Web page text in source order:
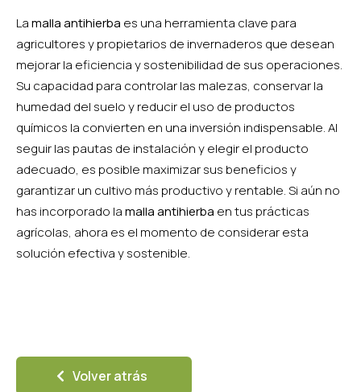
Lamalla antihierba es una herramienta clave para
agricultores y propietarios de invernaderos que desean
mejorar la eficiencia y sostenibilidad de sus operaciones.
Su capacidad para controlar las malezas, conservar la
humedad del suelo y reducir el uso de productos
químicos la convierten en una inversión indispensable. Al
seguir las pautas de instalación y elegir el producto
adecuado, es posible maximizar sus beneficios y
garantizar un cultivo más productivo y rentable. Si aún no
has incorporado lamalla antihierba en tus prácticas
agrícolas, ahora es el momento de considerar esta
solución efectiva y sostenible.
Volver atrás